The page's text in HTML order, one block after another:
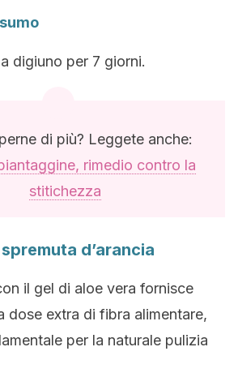
digiuno per 7 giorni.
di più? Leggete anche:
rimedio contro la
stitichezza
d’arancia
il gel di aloe vera fornisce
dose extra di fibra alimentare,
per la naturale pulizia